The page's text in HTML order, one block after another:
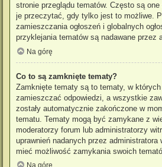
stronie przeglądu tematów. Często są
je przeczytać, gdy tylko jest to możliwe.
zamieszczania ogłoszeń i globalnych
przyklejania tematów są nadawane przez
Na górę
Co to są zamknięte tematy?
Zamknięte tematy są to tematy, w
zamieszczać odpowiedzi, a wszystkie
zostały automatycznie zakończone w
tematu. Tematy mogą być zamykane z
moderatorzy forum lub administratorzy
uprawnień nadanych przez
mieć możliwość zamykania swoich